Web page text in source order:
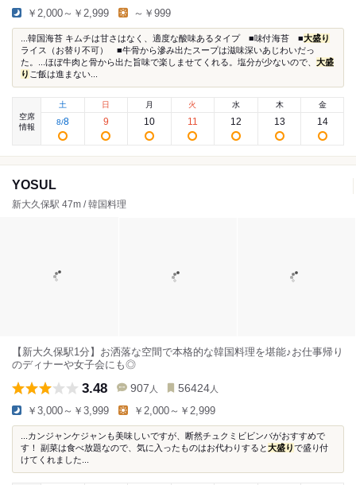
￥2,000～￥2,999 ～￥999
...韓国海苔 キムチは甘さはなく、適度な酸味あるタイプ ■味付海苔 ■大盛り
ライス（お替り不可） ■牛骨から滲み出たスープは滋味深いあじわいだっ
た。...ほぼ牛肉と骨から出た旨味で楽しませてくれる。塩分が少ないので、 大盛
り ご飯は進まない...
空席
情報
土
8/8
日
9
月
10
火
11
水
12
木
13
金
14
YOSUL
新大久保駅 47m / 韓国料理
【新大久保駅1分】お洒落な空間で本格的な韓国料理を堪能♪お仕事帰り
のディナーや女子会にも◎
3.48 907 人 56424 人
￥3,000～￥3,999 ￥2,000～￥2,999
...カンジャンケジャンも美味しいですが、断然チュクミビビンバがおすすめで
す！ 副菜は食べ放題なので、気に入ったものはお代わりすると大盛りで盛り付
けてくれました...